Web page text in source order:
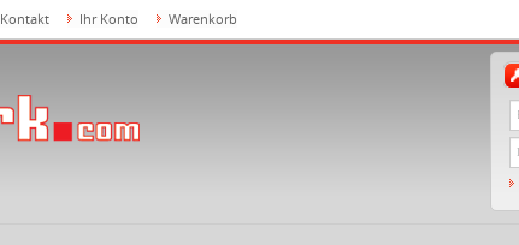
Kontakt Ihr Konto Warenkorb